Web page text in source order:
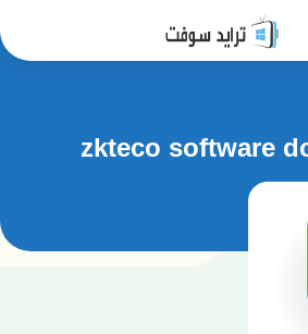
zkteco software